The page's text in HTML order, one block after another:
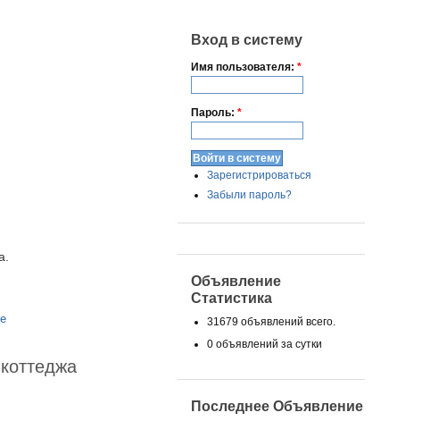
Вход в систему
Имя пользователя: *
Пароль: *
Зарегистрироваться
Забыли пароль?
Объявление
Статистика
31679 объявлений всего.
0 объявлений за сутки
Последнее Объявление